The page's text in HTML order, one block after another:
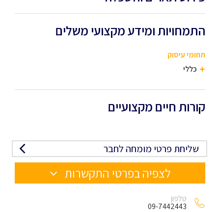
התמחויות ומידע מקצועי משלים
תחומי עיסוק
כללי
קורות חיים מקצועיים
שליחת פרטי מומחה לחבר
לצפיה בפרטי התקשרות
טלפון
09-7442443